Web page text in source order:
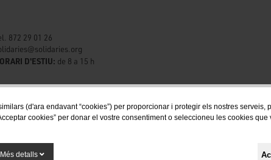
(d'ara endavant “cookies”) per proporcionar i protegir els nostres
cookies” per donar el vostre consentiment o seleccioneu les cookies
Més detalls
872 29 01 26
D'ESTIU: de 8 a 15 h
Segueix-nos a les xarxes socials